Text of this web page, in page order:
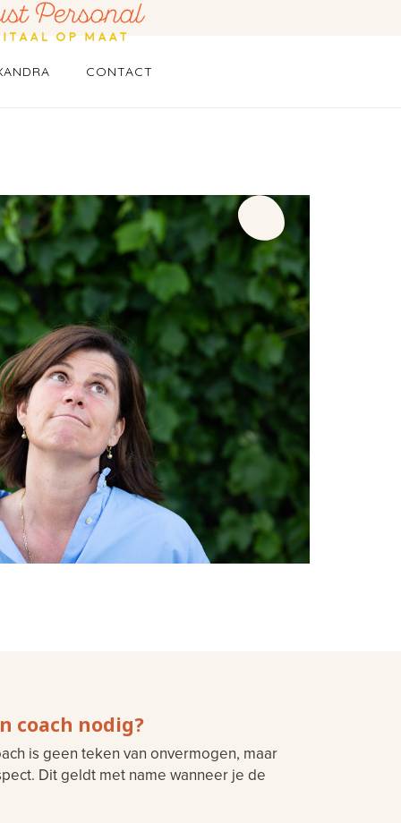
CONTACT
coach nodig?
is geen teken van onvermogen, maar
Dit geldt met name wanneer je de